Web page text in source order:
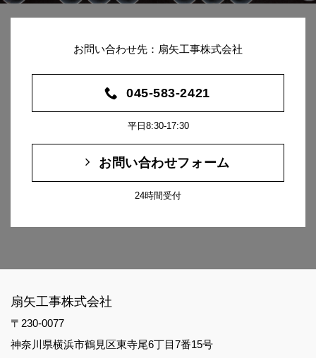
お問い合わせ先：扇矢工事株式会社
045-583-2421
平日8:30-17:30
お問い合わせフォーム
24時間受付
扇矢工事株式会社
〒230-0077
神奈川県横浜市鶴見区東寺尾6丁目7番15号